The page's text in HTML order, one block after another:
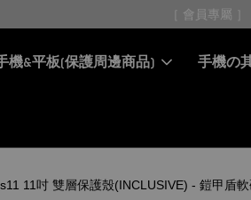
［ 會員專屬
機&平板(保護周邊商品) 手機の
11吋 雙層保護殼(INCLUSIVE) - 鎧甲盾